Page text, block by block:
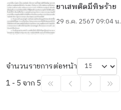
ยาเสพติดมีพิษร้าย
29 ธ.ค. 2567 09:04 น.
จำนวนรายการต่อหน้า
1 - 5 จาก 5